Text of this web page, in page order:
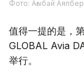
Фото: Ағыбай
值得一提的是，
GLOBAL Avia
举行。